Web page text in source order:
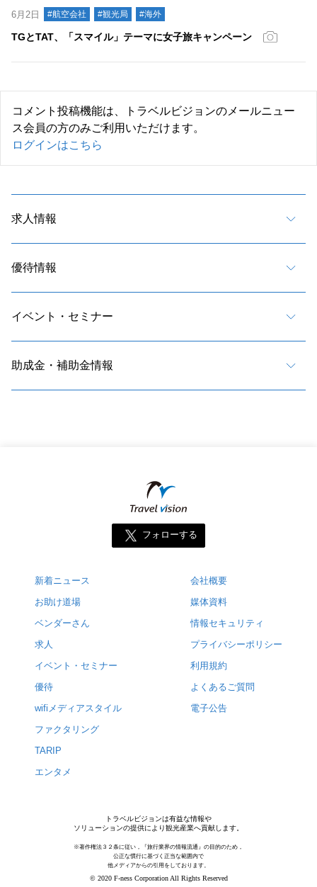
6月2日 #航空会社 #観光局 #海外
TGとTAT、「スマイル」テーマに女子旅キャンペーン
コメント投稿機能は、トラベルビジョンのメールニュー
ス会員の方のみご利用いただけます。
ログインはこちら
求人情報
優待情報
イベント・セミナー
助成金・補助金情報
フォローする
新着ニュース
お助け道場
ベンダーさん
求人
イベント・セミナー
優待
wifiメディアスタイル
ファクタリング
TARIP
エンタメ
会社概要
媒体資料
情報セキュリティ
プライバシーポリシー
利用規約
よくあるご質問
電子公告
トラベルビジョンは有益な情報や
ソリューションの提供により観光産業へ貢献します。
※著作権法３２条に従い，『旅行業界の情報流通』の目的のため，
公正な慣行に基づく正当な範囲内で
他メディアからの引用をしております。
© 2020 F-ness Corporation All Rights Reserved